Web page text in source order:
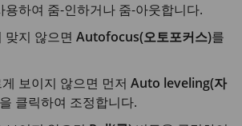
용하여 줌-인하거나 줌-아웃합니다.
맞지 않으면Autofocus(오토포커스)를
보이지 않으면 먼저Auto leveling(자
클릭하여 조정합니다.